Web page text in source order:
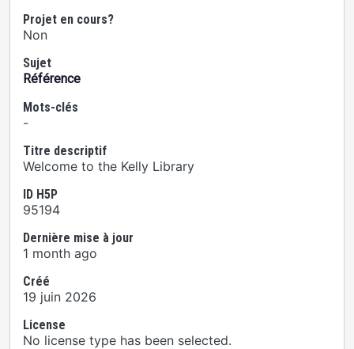
Projet en cours?
Non
Sujet
Référence
Mots-clés
-
Titre descriptif
Welcome to the Kelly Library
ID H5P
95194
Dernière mise à jour
1 month ago
Créé
19 juin 2026
License
No license type has been selected.